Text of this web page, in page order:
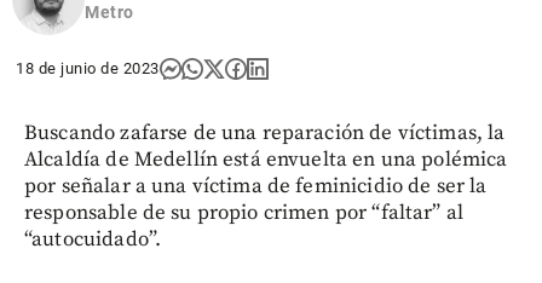
Metro
18 de junio de 2023
Buscando zafarse de una reparación de víctimas, la
Alcaldía de Medellín está envuelta en una polémica
por señalar a una víctima de feminicidio de ser la
responsable de su propio crimen por “faltar” al
“autocuidado”.